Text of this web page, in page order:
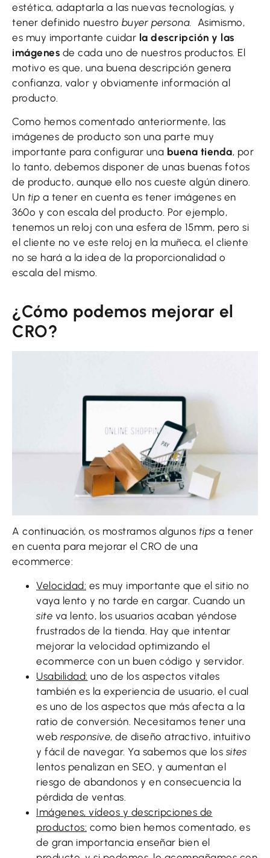
estética, adaptarla a las nuevas tecnologías, y
tener definido nuestro buyer persona. Asimismo,
es muy importante cuidar la descripción y las
imágenes de cada uno de nuestros productos. El
motivo es que, una buena descripción genera
confianza, valor y obviamente información al
producto.
Como hemos comentado anteriormente, las
imágenes de producto son una parte muy
importante para configurar una buena tienda, por
lo tanto, debemos disponer de unas buenas fotos
de producto, aunque ello nos cueste algún dinero.
Un tip a tener en cuenta es tener imágenes en
360º y con escala del producto. Por ejemplo,
tenemos un reloj con una esfera de 15mm, pero si
el cliente no ve este reloj en la muñeca, el cliente
no se hará a la idea de la proporcionalidad o
escala del mismo.
¿Cómo podemos mejorar el
CRO?
A continuación, os mostramos algunos tips a tener
en cuenta para mejorar el CRO de una
ecommerce:
Velocidad: es muy importante que el sitio no
vaya lento y no tarde en cargar. Cuando un
site va lento, los usuarios acaban yéndose
frustrados de la tienda. Hay que intentar
mejorar la velocidad optimizando el
ecommerce con un buen código y servidor.
Usabilidad: uno de los aspectos vitales
también es la experiencia de usuario, el cual
es uno de los aspectos que más afecta a la
ratio de conversión. Necesitamos tener una
web responsive, de diseño atractivo, intuitivo
y fácil de navegar. Ya sabemos que los sites
lentos penalizan en SEO, y aumentan el
riesgo de abandonos y en consecuencia la
pérdida de ventas.
Imágenes, vídeos y descripciones de
productos: como bien hemos comentado, es
de gran importancia enseñar bien el